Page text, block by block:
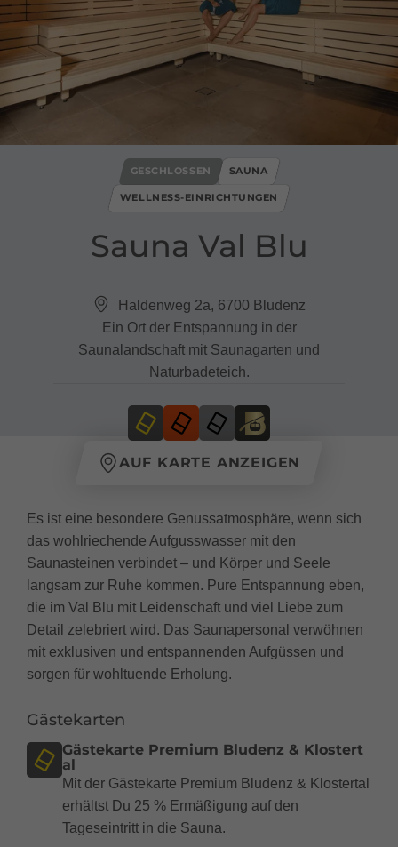
Sauna Val Blu
GESCHLOSSEN SAUNA
WELLNESS-EINRICHTUNGEN
Haldenweg 2a, 6700 Bludenz
Ein Ort der Entspannung in der
Saunalandschaft mit Saunagarten und
Naturbadeteich.
AUF KARTE ANZEIGEN
Es ist eine besondere Genussatmosphäre, wenn sich
das wohlriechende Aufgusswasser mit den
Saunasteinen verbindet – und Körper und Seele
langsam zur Ruhe kommen. Pure Entspannung eben,
die im Val Blu mit Leidenschaft und viel Liebe zum
Detail zelebriert wird. Das Saunapersonal verwöhnen
mit exklusiven und entspannenden Aufgüssen und
sorgen für wohltuende Erholung.
Gästekarten
Gästekarte Premium Bludenz & Klostert
al
Mit der Gästekarte Premium Bludenz & Klostertal
erhältst Du 25 % Ermäßigung auf den
Tageseintritt in die Sauna.